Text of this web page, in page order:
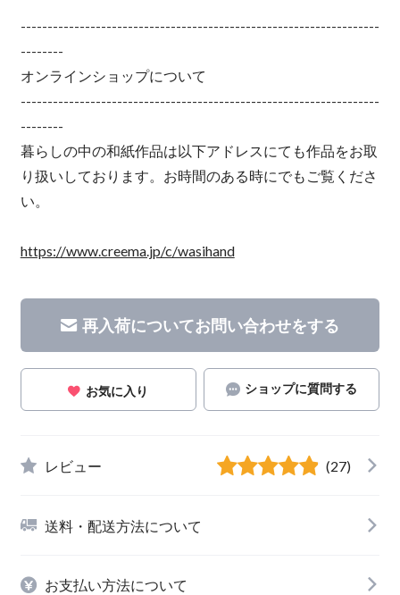
-------------------------------------------------------------------
--------
オンラインショップについて
-------------------------------------------------------------------
--------
暮らしの中の和紙作品は以下アドレスにても作品をお取
り扱いしております。お時間のある時にでもご覧くださ
い。
https://www.creema.jp/c/wasihand
再入荷についてお問い合わせをする
お気に入り ショップに質問する
レビュー (27)
送料・配送方法について
お支払い方法について